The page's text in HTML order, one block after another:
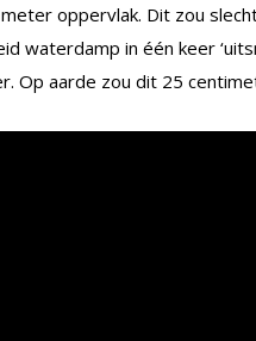
oppervlak. Dit zou
waterdamp in één keer
Op aarde zou dit 25